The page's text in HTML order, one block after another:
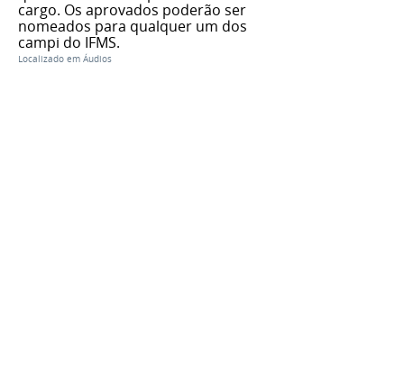
cargo. Os aprovados poderão ser
nomeados para qualquer um dos
campi do IFMS.
Localizado em Áudios